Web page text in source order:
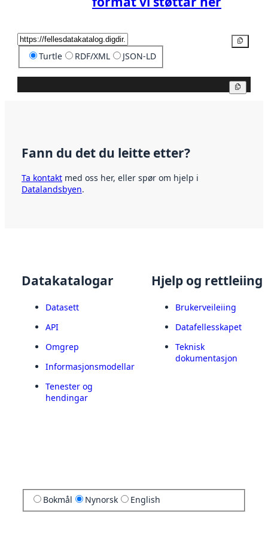
Turtle RDF/XML JSON-LD
Fann du det du leitte etter?
Ta kontakt med oss her, eller spør om hjelp i
Datalandsbyen.
Datakatalogar
Datasett
API
Omgrep
Informasjonsmodellar
Tenester og
hendingar
Hjelp og rettleiing
Brukerveileiing
Datafellesskapet
Teknisk
dokumentasjon
Bokmål Nynorsk English